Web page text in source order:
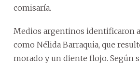
comisaría.
Medios argentinos identificaron
como Nélida Barraquia, que
morado y un diente flojo. Según